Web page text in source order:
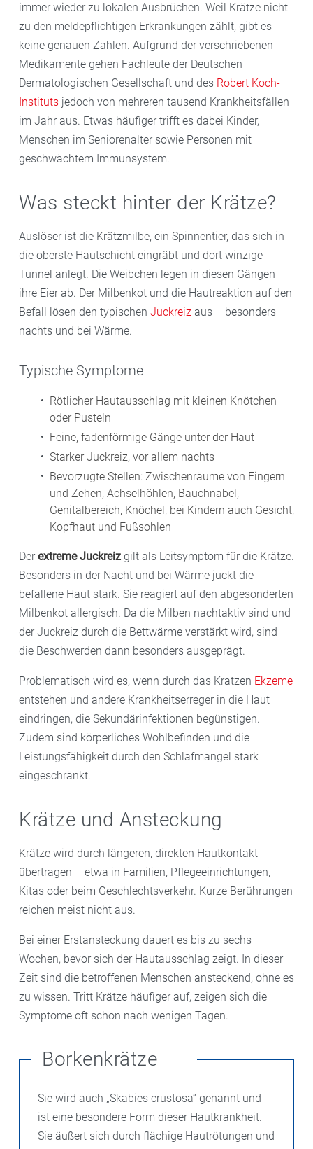
immer wieder zu lokalen Ausbrüchen. Weil Krätze nicht
zu den meldepflichtigen Erkrankungen zählt, gibt es
keine genauen Zahlen. Aufgrund der verschriebenen
Medikamente gehen Fachleute der Deutschen
Dermatologischen Gesellschaft und des Robert Koch-
Instituts jedoch von mehreren tausend Krankheitsfällen
im Jahr aus. Etwas häufiger trifft es dabei Kinder,
Menschen im Seniorenalter sowie Personen mit
geschwächtem Immunsystem.
Was steckt hinter der Krätze?
Auslöser ist die Krätzmilbe, ein Spinnentier, das sich in
die oberste Hautschicht eingräbt und dort winzige
Tunnel anlegt. Die Weibchen legen in diesen Gängen
ihre Eier ab. Der Milbenkot und die Hautreaktion auf den
Befall lösen den typischen Juckreiz aus – besonders
nachts und bei Wärme.
Typische Symptome
Rötlicher Hautausschlag mit kleinen Knötchen
oder Pusteln
Feine, fadenförmige Gänge unter der Haut
Starker Juckreiz, vor allem nachts
Bevorzugte Stellen: Zwischenräume von Fingern
und Zehen, Achselhöhlen, Bauchnabel,
Genitalbereich, Knöchel, bei Kindern auch Gesicht,
Kopfhaut und Fußsohlen
Der extreme Juckreiz gilt als Leitsymptom für die Krätze.
Besonders in der Nacht und bei Wärme juckt die
befallene Haut stark. Sie reagiert auf den abgesonderten
Milbenkot allergisch. Da die Milben nachtaktiv sind und
der Juckreiz durch die Bettwärme verstärkt wird, sind
die Beschwerden dann besonders ausgeprägt.
Problematisch wird es, wenn durch das Kratzen Ekzeme
entstehen und andere Krankheitserreger in die Haut
eindringen, die Sekundärinfektionen begünstigen.
Zudem sind körperliches Wohlbefinden und die
Leistungsfähigkeit durch den Schlafmangel stark
eingeschränkt.
Krätze und Ansteckung
Krätze wird durch längeren, direkten Hautkontakt
übertragen – etwa in Familien, Pflegeeinrichtungen,
Kitas oder beim Geschlechtsverkehr. Kurze Berührungen
reichen meist nicht aus.
Bei einer Erstansteckung dauert es bis zu sechs
Wochen, bevor sich der Hautausschlag zeigt. In dieser
Zeit sind die betroffenen Menschen ansteckend, ohne es
zu wissen. Tritt Krätze häufiger auf, zeigen sich die
Symptome oft schon nach wenigen Tagen.
Borkenkrätze
Sie wird auch „Skabies crustosa“ genannt und
ist eine besondere Form dieser Hautkrankheit.
Sie äußert sich durch flächige Hautrötungen und